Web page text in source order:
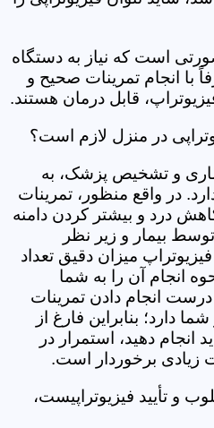
است که نیاز به دستگاه
انجام تمرینات صحیح و
قابل درمان هستند.
در منزل لازم است؟
و تشخیص پزشک، به
در واقع منظور، تمرینات
درد و بیشتر کردن دامنه
بیمار و زیر نظر
میزان دقیق تعداد
انجام آن را به شما
انجام دادن تمرینات
دارد؛ بنابراین فارغ از
انجام دهید، استمرار در
زیادی برخوردار است.
و تأیید فیزیوتراپیست،